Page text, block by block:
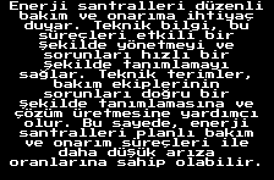
Enerji santralleri düzenli
bakım ve onarıma ihtiyaç
duyar. Teknik bilgi, bu
süreçleri etkili bir
şekilde yönetmeyi ve
sorunları hızlı bir
şekilde tanımlamayı
sağlar. Teknik terimler,
bakım ekiplerinin
sorunları doğru bir
şekilde tanımlamasına ve
çözüm üretmesine yardımcı
olur. Bu sayede, enerji
santralleri planlı bakım
ve onarım süreçleri ile
daha düşük arıza
oranlarına sahip olabilir.